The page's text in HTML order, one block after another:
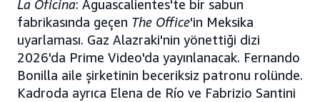
La Oficina: Aguascalientes'te bir sabun
fabrikasında geçen The Office'in Meksika
uyarlaması. Gaz Alazraki'nin yönettiği dizi
2026'da Prime Video'da yayınlanacak. Fernando
Bonilla aile şirketinin beceriksiz patronu rolünde.
Kadroda ayrıca Elena de Río ve Fabrizio Santini